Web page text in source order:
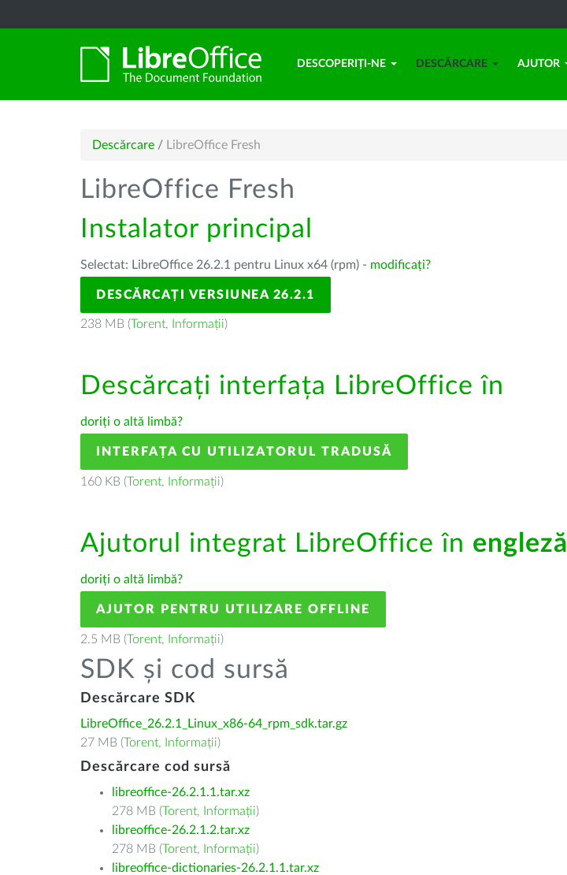
DESCOPERIȚI-NE DESCĂRCARE AJUTOR
Descărcare / LibreOffice Fresh
LibreOffice Fresh
Instalator principal
Selectat: LibreOffice 26.2.1 pentru Linux x64 (rpm) - modificați?
DESCĂRCAȚI VERSIUNEA 26.2.1
238 MB (Torent, Informații)
Descărcați interfața LibreOffice în
doriți o altă limbă?
INTERFAȚA CU UTILIZATORUL TRADUSĂ
160 KB (Torent, Informații)
Ajutorul integrat LibreOffice în engleză
doriți o altă limbă?
AJUTOR PENTRU UTILIZARE OFFLINE
2.5 MB (Torent, Informații)
SDK și cod sursă
Descărcare SDK
LibreOffice_26.2.1_Linux_x86-64_rpm_sdk.tar.gz
27 MB (Torent, Informații)
Descărcare cod sursă
libreoffice-26.2.1.1.tar.xz
278 MB (Torent, Informații)
libreoffice-26.2.1.2.tar.xz
278 MB (Torent, Informații)
libreoffice-dictionaries-26.2.1.1.tar.xz